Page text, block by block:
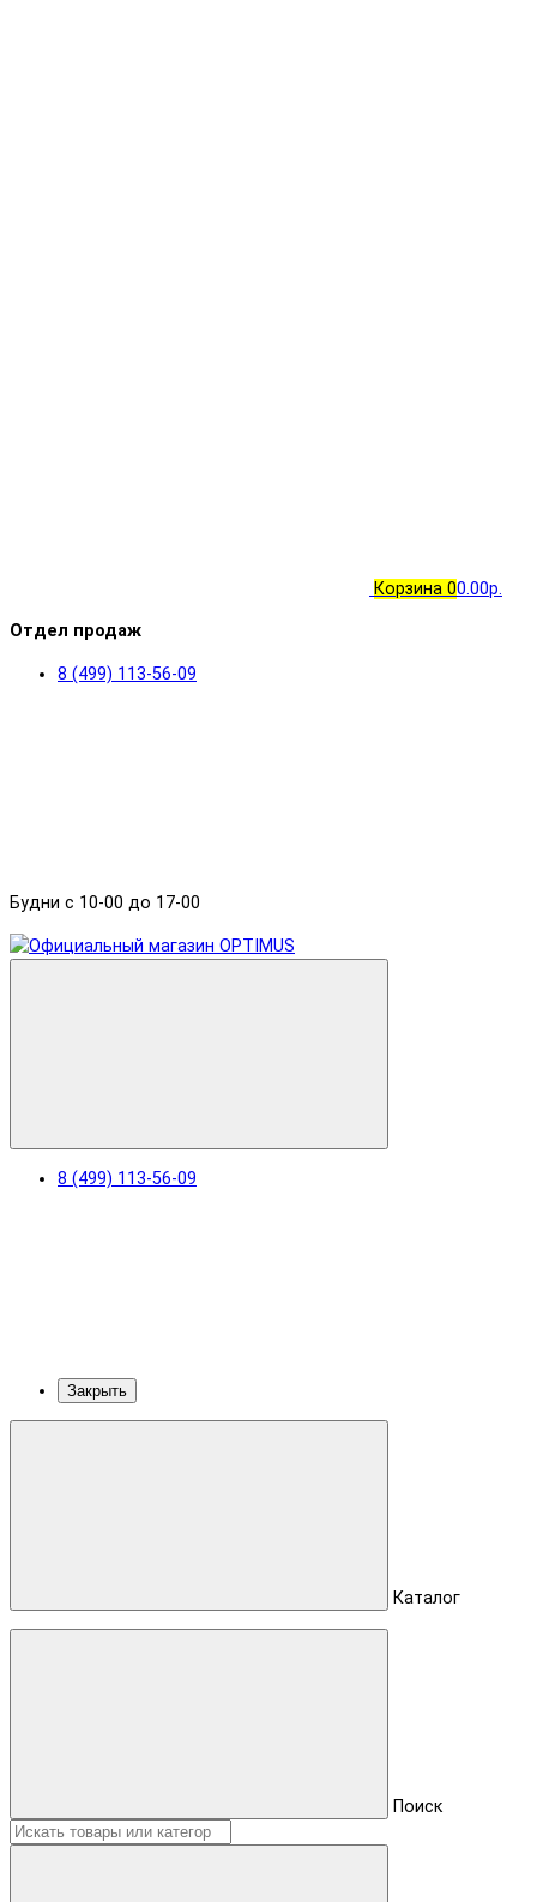
Корзина 00.00р.
Отдел продаж
8 (499) 113-56-09
Будни с 10-00 до 17-00
8 (499) 113-56-09
Закрыть
Каталог
Поиск